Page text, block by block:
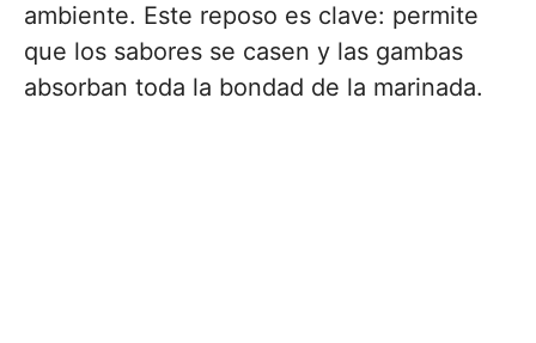
ambiente. Este reposo es clave: permite
que los sabores se casen y las gambas
absorban toda la bondad de la marinada.